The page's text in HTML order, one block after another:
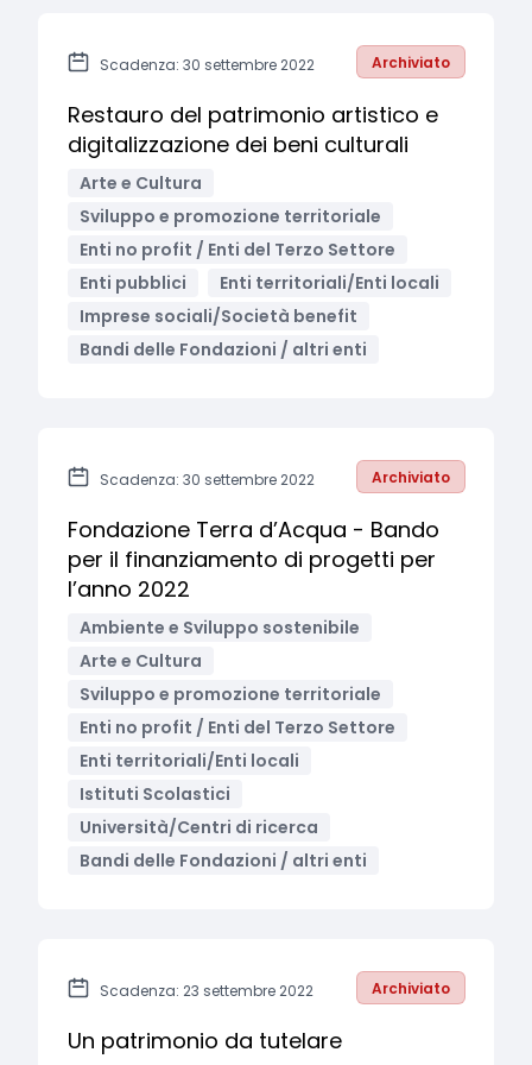
Scadenza: 30 settembre 2022 Archiviato
Restauro del patrimonio artistico e
digitalizzazione dei beni culturali
Arte e Cultura
Sviluppo e promozione territoriale
Enti no profit / Enti del Terzo Settore
Enti pubblici
Enti territoriali/Enti locali
Imprese sociali/Società benefit
Bandi delle Fondazioni / altri enti
Scadenza: 30 settembre 2022 Archiviato
Fondazione Terra d’Acqua - Bando
per il finanziamento di progetti per
l’anno 2022
Ambiente e Sviluppo sostenibile
Arte e Cultura
Sviluppo e promozione territoriale
Enti no profit / Enti del Terzo Settore
Enti territoriali/Enti locali
Istituti Scolastici
Università/Centri di ricerca
Bandi delle Fondazioni / altri enti
Scadenza: 23 settembre 2022 Archiviato
Un patrimonio da tutelare